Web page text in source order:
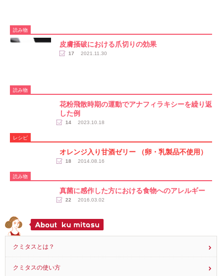
読み物
皮膚掻破における爪切りの効果
17 2021.11.30
読み物
花粉飛散時期の運動でアナフィラキシーを繰り返
した例
14 2023.10.18
オレンジ入り甘酒ゼリー （卵・乳製品不使用）
真菌に感作した方における食物へのアレルギー